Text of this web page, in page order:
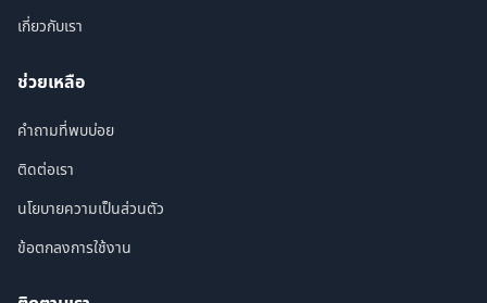
เกี่ยวกับเรา
ช่วยเหลือ
คำถามที่พบบ่อย
ติดต่อเรา
นโยบายความเป็นส่วนตัว
ข้อตกลงการใช้งาน